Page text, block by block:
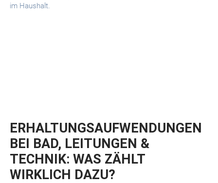
ERHALTUNGSAUFWENDUNGEN
BEI BAD, LEITUNGEN &
TECHNIK: WAS ZÄHLT
WIRKLICH DAZU?